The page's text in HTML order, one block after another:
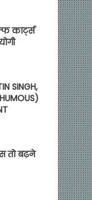
कार्ट्स
SINGH,
तो बढ़ने